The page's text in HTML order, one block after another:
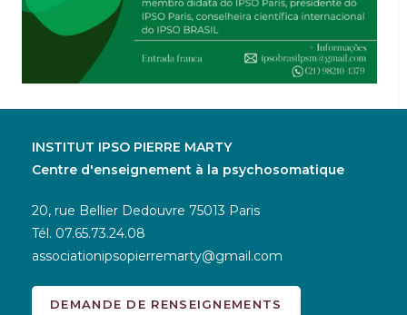
INSTITUT IPSO PIERRE MARTY
Centre d'enseignement à la psychosomatique
20, rue Bellier Dedouvre 75013 Paris
Tél. 07.65.73.24.08
associationipsopierremarty@gmail.com
DEMANDE DE RENSEIGNEMENTS